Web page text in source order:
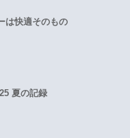
は快適そのもの
夏の記録